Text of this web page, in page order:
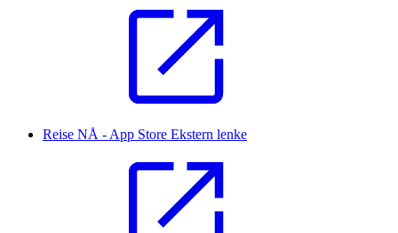
Reise NÅ - App Store Ekstern lenke